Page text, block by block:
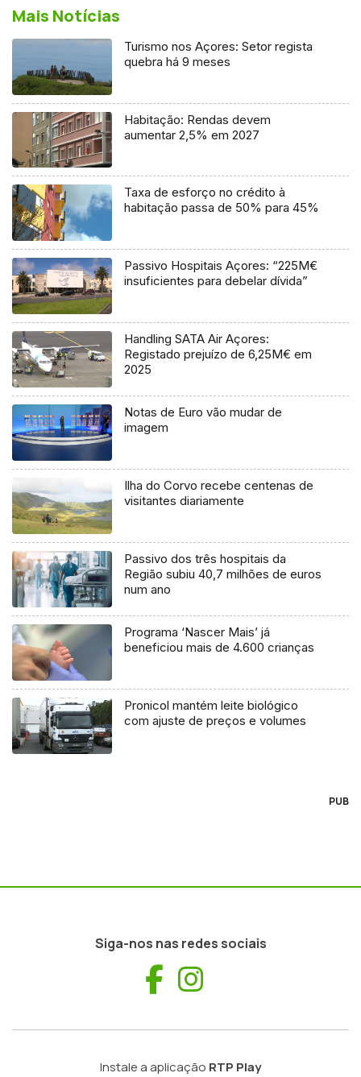
Mais Notícias
Turismo nos Açores: Setor regista
quebra há 9 meses
Habitação: Rendas devem
aumentar 2,5% em 2027
Taxa de esforço no crédito à
habitação passa de 50% para 45%
Passivo Hospitais Açores: “225M€
insuficientes para debelar dívida”
Handling SATA Air Açores:
Registado prejuízo de 6,25M€ em
2025
Notas de Euro vão mudar de
imagem
Ilha do Corvo recebe centenas de
visitantes diariamente
Passivo dos três hospitais da
Região subiu 40,7 milhões de euros
num ano
Programa ‘Nascer Mais’ já
beneficiou mais de 4.600 crianças
Pronicol mantém leite biológico
com ajuste de preços e volumes
PUB
Siga-nos nas redes sociais
Facebook
Instale a aplicação RTP Play